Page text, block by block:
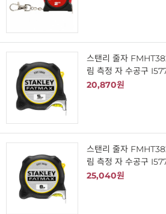
스탠리 줄자
림 측정 자 수공구
20,870원
스탠리 줄자
림 측정 자 수공구
25,040원